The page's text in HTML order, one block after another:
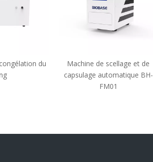
du
Machine de scellage et de
capsulage automatique BH-
FM01